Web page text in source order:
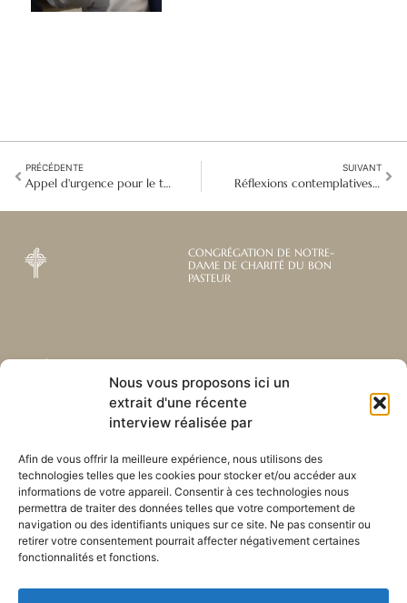
Nous vous proposons ici un
extrait d'une récente
interview réalisée par
Afin de vous offrir la meilleure expérience, nous utilisons des
technologies telles que les cookies pour stocker et/ou accéder aux
informations de votre appareil. Consentir à ces technologies nous
permettra de traiter des données telles que votre comportement de
navigation ou des identifiants uniques sur ce site. Ne pas consentir ou
retirer votre consentement pourrait affecter négativement certaines
fonctionnalités et fonctions.
PRÉCÉDENTE
Appel d'urgence pour le tremblement de terre : Aider le Myanmar à se relever
SUIVANT
Réflexions contemplatives : La culture universelle de la justice dans la vie contemplative
CONGRÉGATION DE NOTRE-
DAME DE CHARITÉ DU BON
PASTEUR
Abonnez-vous à notre
newsletter mensuelle
Recevez les dernières nouvelles
nos ministères à travers le monde.
S'ABONNER
Liens utiles
Envoyez-nous votre
Plan du site